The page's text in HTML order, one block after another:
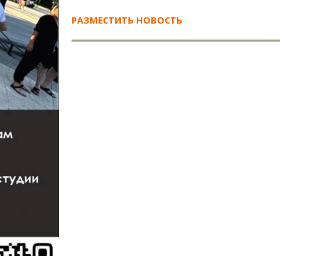
РАЗМЕСТИТЬ НОВОСТЬ